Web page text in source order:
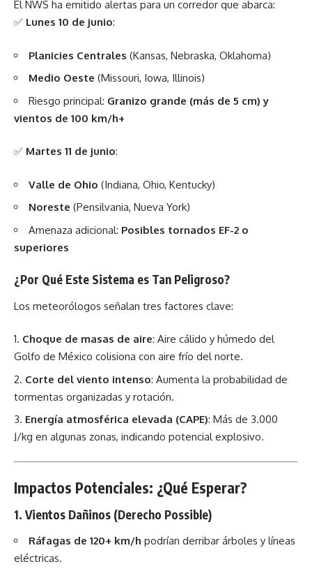
El NWS ha emitido alertas para un corredor que abarca:
✅ Lunes 10 de junio:
Planicies Centrales (Kansas, Nebraska, Oklahoma)
Medio Oeste (Missouri, Iowa, Illinois)
Riesgo principal: Granizo grande (más de 5 cm) y
vientos de 100 km/h+
✅ Martes 11 de junio:
Valle de Ohio (Indiana, Ohio, Kentucky)
Noreste (Pensilvania, Nueva York)
Amenaza adicional: Posibles tornados EF-2 o
superiores
¿Por Qué Este Sistema es Tan Peligroso?
Los meteorólogos señalan tres factores clave:
Choque de masas de aire: Aire cálido y húmedo del
Golfo de México colisiona con aire frío del norte.
Corte del viento intenso: Aumenta la probabilidad de
tormentas organizadas y rotación.
Energía atmosférica elevada (CAPE): Más de 3.000
J/kg en algunas zonas, indicando potencial explosivo.
Impactos Potenciales: ¿Qué Esperar?
1. Vientos Dañinos (Derecho Possible)
Ráfagas de 120+ km/h podrían derribar árboles y líneas
eléctricas.